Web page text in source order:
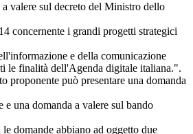
valere sul decreto del Ministro dello
concernente i grandi progetti strategici
e della comunicazione
le finalità dell'Agenda digitale italiana.".
proponente può presentare una domanda
e una domanda a valere sul bando
domande abbiano ad oggetto due